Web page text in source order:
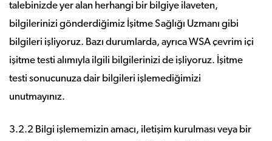
talebinizde yer alan herhangi bir bilgiye ilaveten,
bilgilerinizi gönderdiğimiz İşitme Sağlığı Uzmanı gibi
bilgileri işliyoruz. Bazı durumlarda, ayrıca WSA çevrim içi
işitme testi alımıyla ilgili bilgilerinizi de işliyoruz. İşitme
testi sonucunuza dair bilgileri işlemediğimizi
unutmayınız.
3.2.2 Bilgi işlememizin amacı, iletişim kurulması veya bir